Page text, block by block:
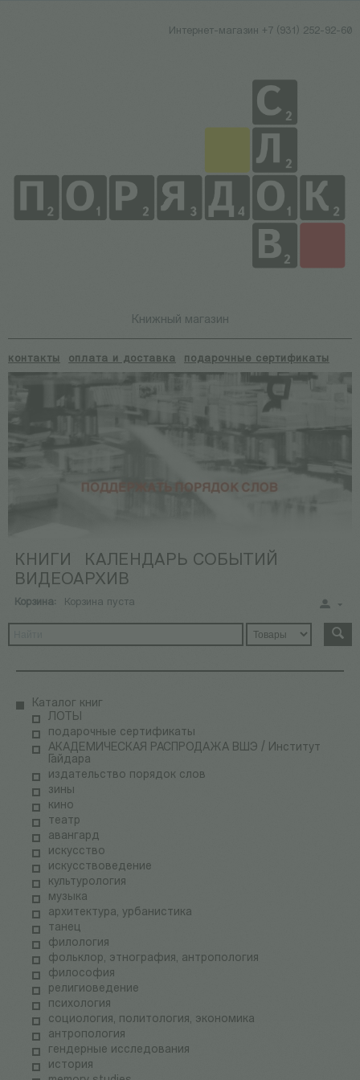
Интернет-магазин +7 (931) 252-92-60
Книжный магазин
контакты оплата и доставка подарочные сертификаты
КНИГИ
КАЛЕНДАРЬ СОБЫТИЙ
ВИДЕОАРХИВ
Корзина: Корзина пуста
Каталог книг
ЛОТЫ
подарочные сертификаты
АКАДЕМИЧЕСКАЯ РАСПРОДАЖА ВШЭ / Институт
Гайдара
издательство порядок слов
зины
кино
театр
авангард
искусство
искусствоведение
культурология
музыка
архитектура, урбанистика
танец
филология
фольклор, этнография, антропология
философия
религиоведение
психология
социология, политология, экономика
антропология
гендерные исследования
история